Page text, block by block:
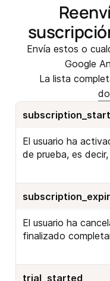
Envía estos o
Google
La lista
El usuario ha
de prueba, es
El usuario ha
finalizado
trial_started